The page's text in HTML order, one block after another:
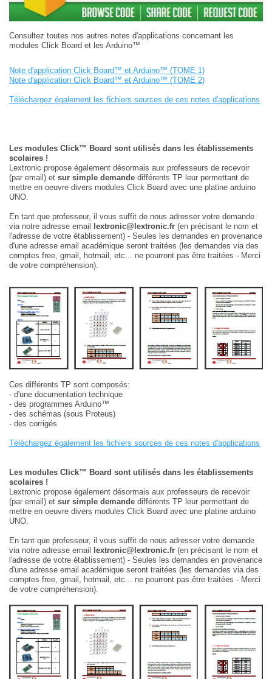
Consultez toutes nos autres notes d'applications concernant les
modules Click Board et les Arduino™
Note d'application Click Board™ et Arduino™ (TOME 1)
Note d'application Click Board™ et Arduino™ (TOME 2)
Téléchargez également les fichiers sources de ces notes d'applications
Les modules Click™ Board sont utilisés dans les établissements
scolaires !
Lextronic propose également désormais aux professeurs de recevoir
(par email) et sur simple demande différents TP leur permettant de
mettre en oeuvre divers modules Click Board avec une platine arduino
UNO.
En tant que professeur, il vous suffit de nous adresser votre demande
via notre adresse email
lextronic@lextronic.fr (en précisant le nom et
l'adresse de votre établissement) - Seules les demandes en provenance
d'une adresse email académique seront traitées (les demandes via des
comptes free, gmail, hotmail, etc... ne pourront pas être traitées - Merci
de votre compréhension).
Ces différents TP sont composés:
- d'une documentation technique
- des programmes Arduino™
- des schémas (sous Proteus)
- des corrigés
Téléchargez également les fichiers sources de ces notes d'applications
Les modules Click™ Board sont utilisés dans les établissements
scolaires !
Lextronic propose également désormais aux professeurs de recevoir
(par email) et sur simple demande différents TP leur permettant de
mettre en oeuvre divers modules Click Board avec une platine arduino
UNO.
En tant que professeur, il vous suffit de nous adresser votre demande
via notre adresse email lextronic@lextronic.fr (en précisant le nom et
l'adresse de votre établissement) - Seules les demandes en provenance
d'une adresse email académique seront traitées (les demandes via des
comptes free, gmail, hotmail, etc... ne pourront pas être traitées - Merci
de votre compréhension).